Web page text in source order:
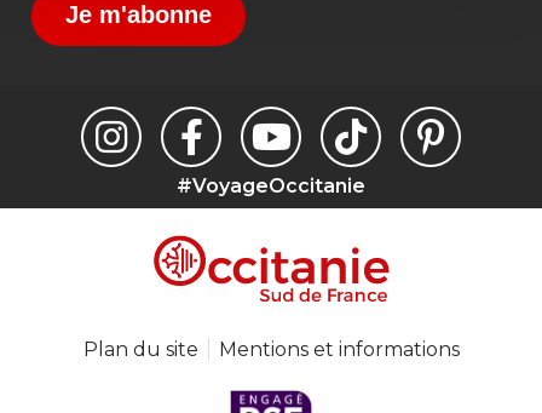
Je m'abonne
#VoyageOccitanie
Plan du site Mentions et informations